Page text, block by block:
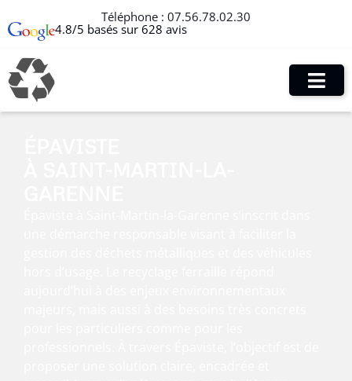
Téléphone : 07.56.78.02.30
4.8/5 basés sur 628 avis